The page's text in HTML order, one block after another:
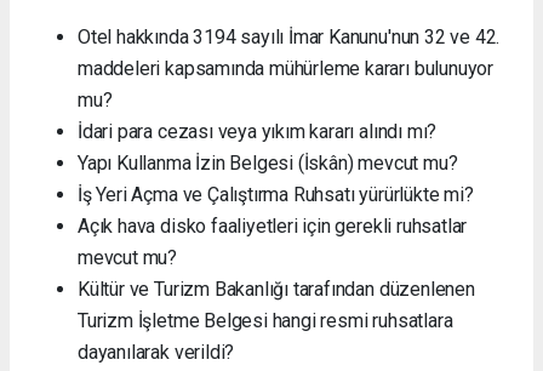
Otel hakkında 3194 sayılı İmar Kanunu'nun 32 ve 42.
maddeleri kapsamında mühürleme kararı bulunuyor
mu?
İdari para cezası veya yıkım kararı alındı mı?
Yapı Kullanma İzin Belgesi (İskân) mevcut mu?
İş Yeri Açma ve Çalıştırma Ruhsatı yürürlükte mi?
Açık hava disko faaliyetleri için gerekli ruhsatlar
mevcut mu?
Kültür ve Turizm Bakanlığı tarafından düzenlenen
Turizm İşletme Belgesi hangi resmi ruhsatlara
dayanılarak verildi?